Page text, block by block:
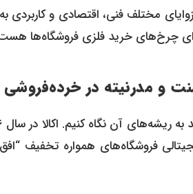
مختلف فنی، اقتصادی و کاربردی به
چرخ‌های خرید فلزی فروشگاه‌ها
فروشگاه‌های همواره تخفیف